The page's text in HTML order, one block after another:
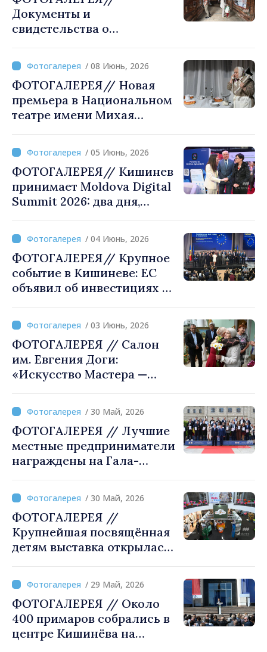
Документы и
свидетельства о
представлены на выставке
"Государственный террор в
советской Молдове.
Масштабы, жертвы и
исполнители"
/ 08 Июнь, 2026
ФОТОГАЛЕРЕЯ// Новая
премьера в Национальном
театре имени Михая
Melaniei"
/ 05 Июнь, 2026
ФОТОГАЛЕРЕЯ// Кишинев
принимает Moldova Digital
Summit 2026: два дня,
и цифровому
преобразованию/ 04 Июнь, 2026
ФОТОГАЛЕРЕЯ// Крупное
событие в Кишиневе: ЕС
объявил об инвестициях в 1
Молдова
/ 03 Июнь, 2026
ФОТОГАЛЕРЕЯ // Салон
им. Евгения Доги:
«Искусство Мастера —
/ 30 Май, 2026
ФОТОГАЛЕРЕЯ // Лучшие
местные предприниматели
награждены на Гала-
бизнеса
/ 30 Май, 2026
ФОТОГАЛЕРЕЯ //
Крупнейшая посвящённая
детям выставка открылась
/ 29 Май, 2026
ФОТОГАЛЕРЕЯ // Около
400 примаров собрались в
центре Кишинёва на